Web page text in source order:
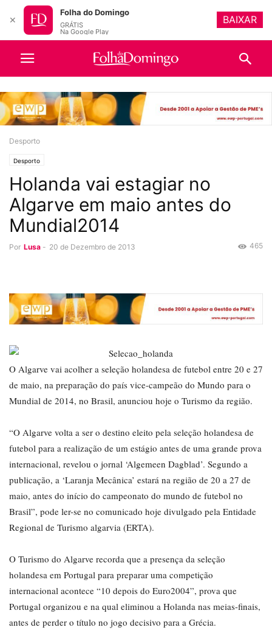
Desporto
Desporto
Holanda vai estagiar no
Algarve em maio antes do
Mundial2014
Por Lusa - 20 de Dezembro de 2013 465
O Algarve vai acolher a seleção holandesa de futebol entre 20 e 27
de maio, na preparação do país vice-campeão do Mundo para o
Mundial de 2014, no Brasil, anunciou hoje o Turismo da região.
“O Algarve volta a ser o destino eleito pela seleção holandesa de
futebol para a realização de um estágio antes de uma grande prova
internacional, revelou o jornal ‘Algemeen Dagblad’. Segundo a
publicação, a ‘Laranja Mecânica’ estará na região de 20 a 27 de
maio, antes do início do campeonato do mundo de futebol no
Brasil”, pode ler-se no comunicado hoje divulgado pela Entidade
Regional de Turismo algarvia (ERTA).
O Turismo do Algarve recorda que a presença da seleção
holandesa em Portugal para preparar uma competição
internacional acontece “10 depois do Euro2004”, prova que
Portugal organizou e na qual eliminou a Holanda nas meias-finais,
antes de perder o título no jogo decisivo para a Grécia.
✕
Folha do Domingo
GRÁTIS
Na Google Play
BAIXAR